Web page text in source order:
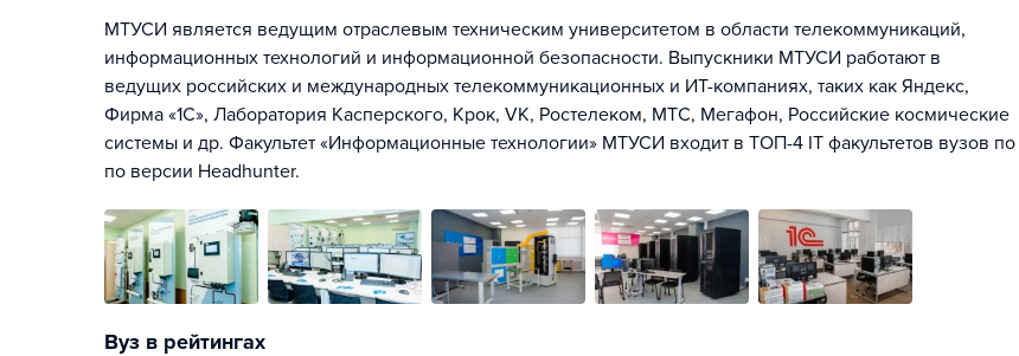
МТУСИ является ведущим отраслевым техническим университетом в области телекоммуникаций,
информационных технологий и информационной безопасности. Выпускники МТУСИ работают в
ведущих российских и международных телекоммуникационных и ИТ-компаниях, таких как Яндекс,
Фирма «1С», Лаборатория Касперского, Крок, VK, Ростелеком, МТС, Мегафон, Российские космические
системы и др. Факультет «Информационные технологии» МТУСИ входит в ТОП-4 IT факультетов вузов по
по версии Headhunter.
Вуз в рейтингах